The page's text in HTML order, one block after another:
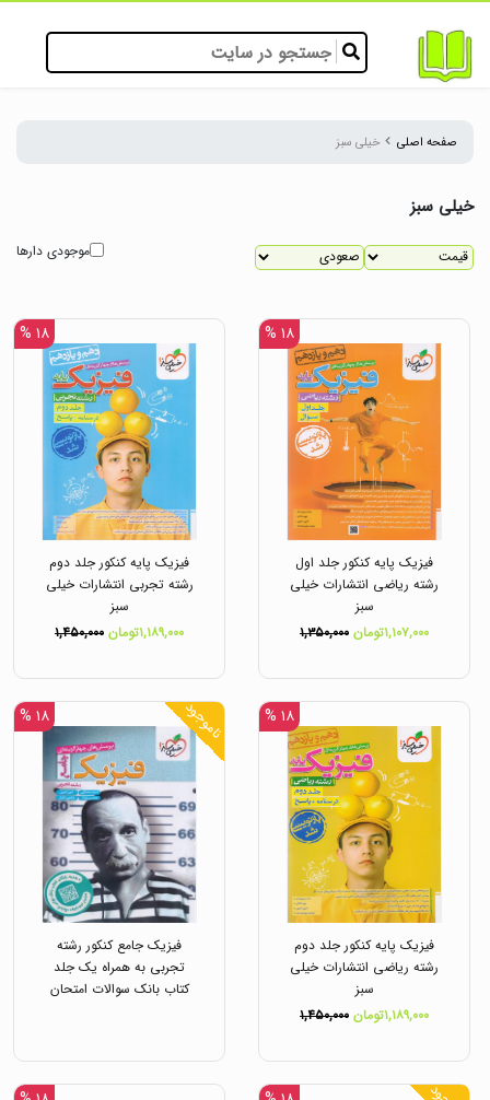
صفحه اصلی خیلی سبز
خیلی سبز
موجودی دارها
۱۸ %
فیزیک پایه کنکور جلد اول
رشته ریاضی انتشارات خیلی
سبز
۱,۱۰۷,۰۰۰تومان
۱,۳۵۰,۰۰۰
۱۸ %
فیزیک پایه کنکور جلد دوم
رشته تجربی انتشارات خیلی
سبز
۱,۱۸۹,۰۰۰تومان
۱,۴۵۰,۰۰۰
۱۸ %
فیزیک پایه کنکور جلد دوم
رشته ریاضی انتشارات خیلی
سبز
۱,۱۸۹,۰۰۰تومان
۱,۴۵۰,۰۰۰
ناموجود ۱۸ %
فیزیک جامع کنکور رشته
تجربی به همراه یک جلد
کتاب بانک سوالات امتحان